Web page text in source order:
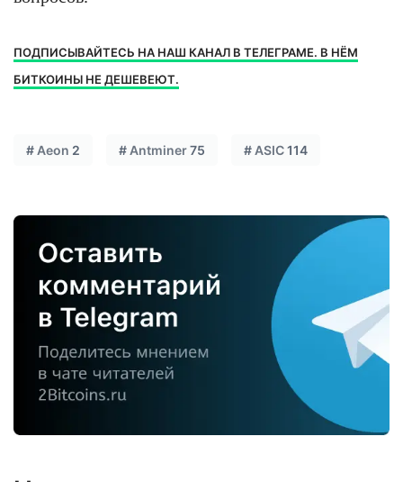
ПОДПИСЫВАЙТЕСЬ НА НАШ КАНАЛ В ТЕЛЕГРАМЕ. В НЁМ
БИТКОИНЫ НЕ ДЕШЕВЕЮТ.
# Aeon 2 # Antminer75 # ASIC114